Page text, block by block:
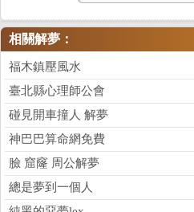
相關解夢：
福木鎮壓風水
臺北縣心理師公會
碰見開車撞人 解夢
神巴巴算命網免費
臉 窟窿 周公解夢
總是夢到一個人